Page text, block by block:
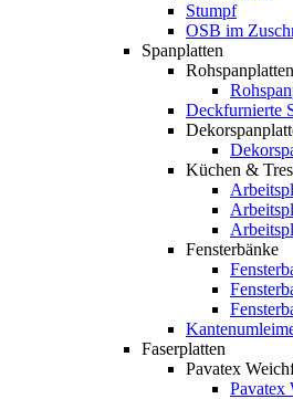
Stumpf
OSB im
Spanplatten
Rohspanplatten
Deckfurnierte
Küchen &
Fensterbänke
Faserplatten
Pavatex
Pavatex